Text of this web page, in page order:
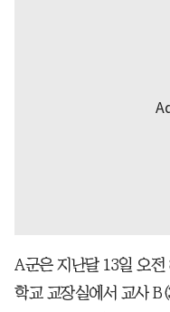
A군은 지난달 13일 오
학교 교장실에서 교사